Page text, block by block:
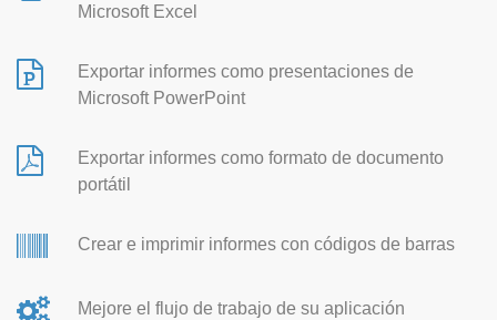
Microsoft Excel
Exportar informes como presentaciones de
Microsoft PowerPoint
Exportar informes como formato de documento
portátil
Crear e imprimir informes con códigos de barras
Mejore el flujo de trabajo de su aplicación